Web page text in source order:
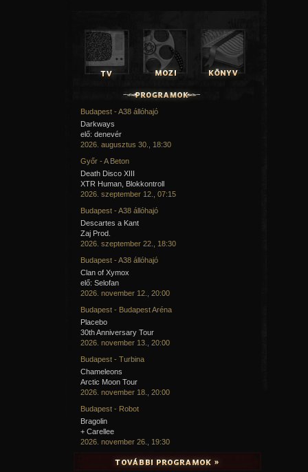
1 2
A hozzászóláshoz
Budapest - A38 állóhajó
Darkways
elő: denevér
2026. augusztus 30., 18:30
Győr - A Beton
Death Disco XIII
XTR Human, Blokkontroll
2026. szeptember 12., 07:15
Budapest - A38 állóhajó
Descartes a Kant
Zaj Prod.
2026. szeptember 22., 18:30
Budapest - A38 állóhajó
Clan of Xymox
elő: Selofan
2026. november 12., 20:00
Budapest - Budapest Aréna
Placebo
30th Anniversary Tour
2026. november 13., 20:00
Budapest - Turbina
Chameleons
Arctic Moon Tour
2026. november 18., 20:00
Budapest - Robot
Bragolin
+ Carellee
2026. november 26., 19:30